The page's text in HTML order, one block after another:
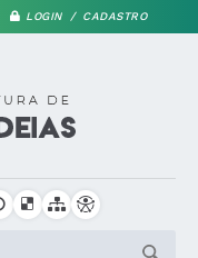
LOGIN / CADASTRO